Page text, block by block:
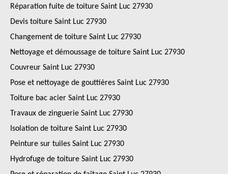
Réparation fuite de toiture Saint Luc 27930
Devis toiture Saint Luc 27930
Changement de toiture Saint Luc 27930
Nettoyage et démoussage de toiture Saint Luc 27930
Couvreur Saint Luc 27930
Pose et nettoyage de gouttières Saint Luc 27930
Toiture bac acier Saint Luc 27930
Travaux de zinguerie Saint Luc 27930
Isolation de toiture Saint Luc 27930
Peinture sur tuiles Saint Luc 27930
Hydrofuge de toiture Saint Luc 27930